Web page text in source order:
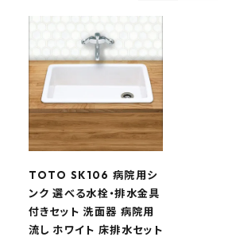
TOTO SK106 病院用シ
ンク 選べる水栓・排水金具
付きセット 洗面器 病院用
流し ホワイト 床排水セット